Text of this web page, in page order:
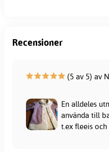
Recensioner
(5 av 5) av
En alldeles
använda till
t.ex fleeis